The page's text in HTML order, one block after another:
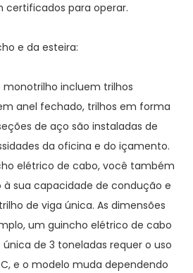
certificados para operar.
e da esteira:
monotrilho incluem trilhos
anel fechado, trilhos em forma
de aço são instaladas de
da oficina e do içamento.
elétrico de cabo, você também
sua capacidade de condução e
de viga única. As dimensões
um guincho elétrico de cabo
de 3 toneladas requer o uso
e o modelo muda dependendo